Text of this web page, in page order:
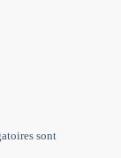
sont